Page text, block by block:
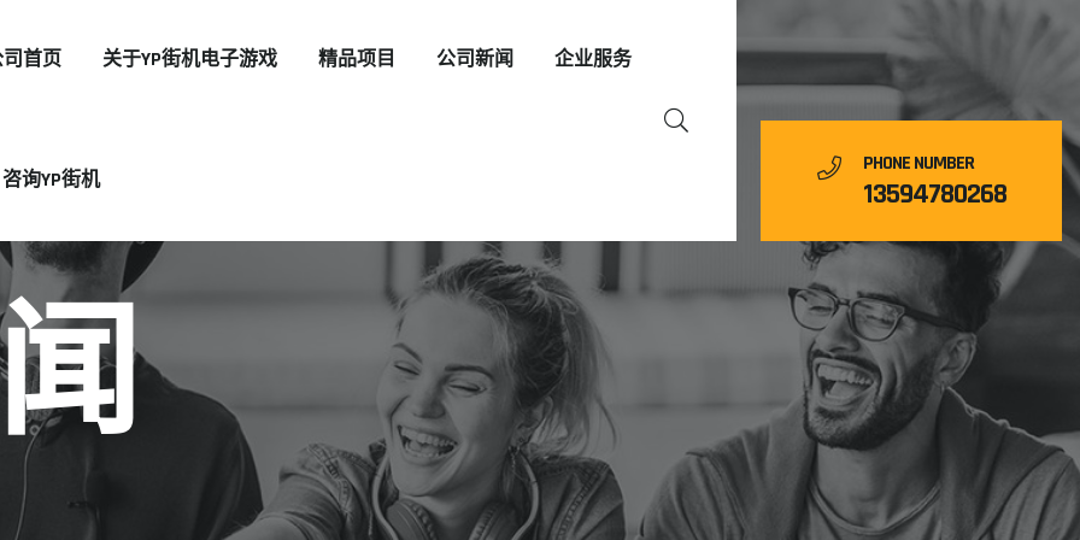
首页 关于YP街机电子游戏 精品项目 公司新闻 企业服务
咨询YP街机
PHONE NUMBER
13594780268